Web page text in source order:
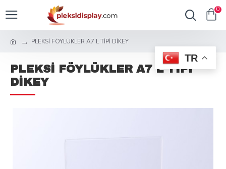
TR
0
PLEKSİ FÖYLÜKLER A7 L TİPİ DİKEY
PLEKSİ FÖYLÜKLER A7 L TİPİ
DİKEY